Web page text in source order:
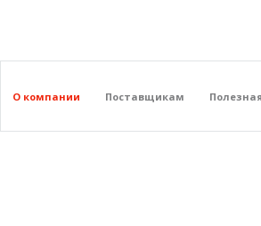
О компании Поставщикам